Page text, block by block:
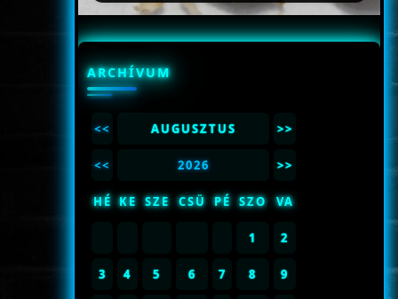
ARCHÍVUM
<< AUGUSZTUS >>
<< 2026 >>
HÉ KE SZE CSÜ PÉ SZO VA
1 2
3 4 5 6 7 8 9